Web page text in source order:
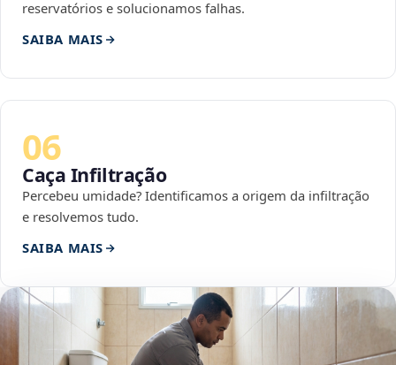
reservatórios e solucionamos falhas.
SAIBA MAIS
06
Caça Infiltração
Percebeu umidade? Identificamos a origem da infiltração
e resolvemos tudo.
SAIBA MAIS